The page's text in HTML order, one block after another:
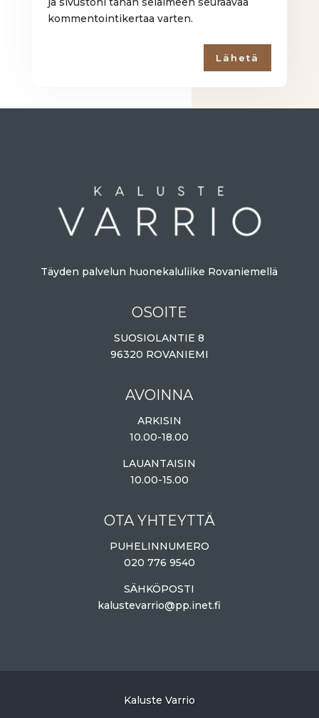
kommentointikertaa varten.
Lähetä
Täyden palvelun huonekaluliike Rovaniemellä
OSOITE
SUOSIOLANTIE 8
96320 ROVANIEMI
AVOINNA
ARKISIN
10.00-18.00
LAUANTAISIN
10.00-15.00
OTA YHTEYTTÄ
PUHELINNUMERO
020 776 9540
SÄHKÖPOSTI
kalustevarrio@pp.inet.fi
Kaluste Varrio